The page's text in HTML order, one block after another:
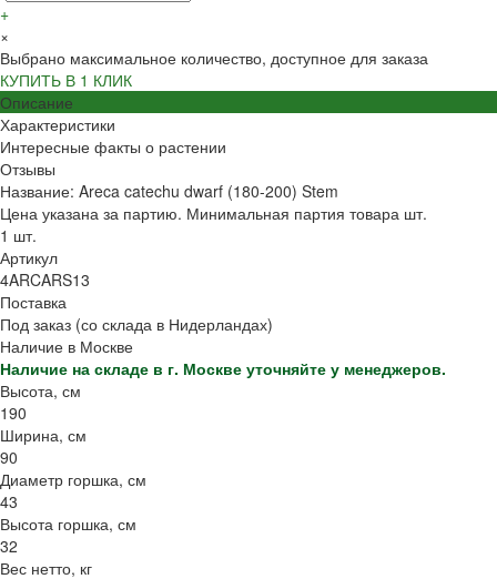
+
×
Выбрано максимальное количество, доступное для заказа
КУПИТЬ В 1 КЛИК
Описание
Характеристики
Интересные факты о растении
Отзывы
Название: Areca catechu dwarf (180-200) Stem
Цена указана за партию. Минимальная партия товара шт.
1 шт.
Артикул
4ARCARS13
Поставка
Под заказ (со склада в Нидерландах)
Наличие в Москве
Наличие на складе в г. Москве уточняйте у менеджеров.
Высота, см
190
Ширина, см
90
Диаметр горшка, см
43
Высота горшка, см
32
Вес нетто, кг